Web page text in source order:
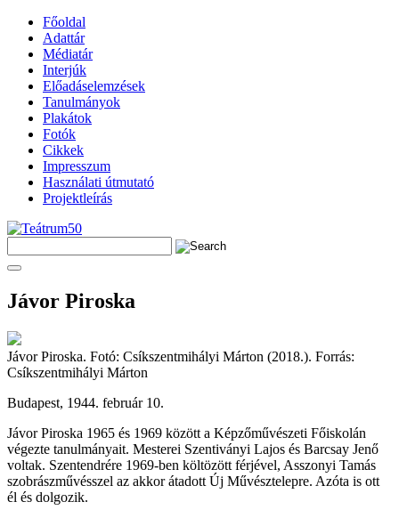
Főoldal
Adattár
Médiatár
Interjúk
Előadáselemzések
Tanulmányok
Plakátok
Fotók
Cikkek
Impresszum
Használati útmutató
Projektleírás
Jávor Piroska
Jávor Piroska. Fotó: Csíkszentmihályi Márton (2018.). Forrás:
Csíkszentmihályi Márton
Budapest, 1944. február 10.
Jávor Piroska 1965 és 1969 között a Képzőművészeti Főiskolán
végezte tanulmányait. Mesterei Szentiványi Lajos és Barcsay Jenő
voltak. Szentendrére 1969-ben költözött férjével, Asszonyi Tamás
szobrászművésszel az akkor átadott Új Művésztelepre. Azóta is ott
él és dolgozik.